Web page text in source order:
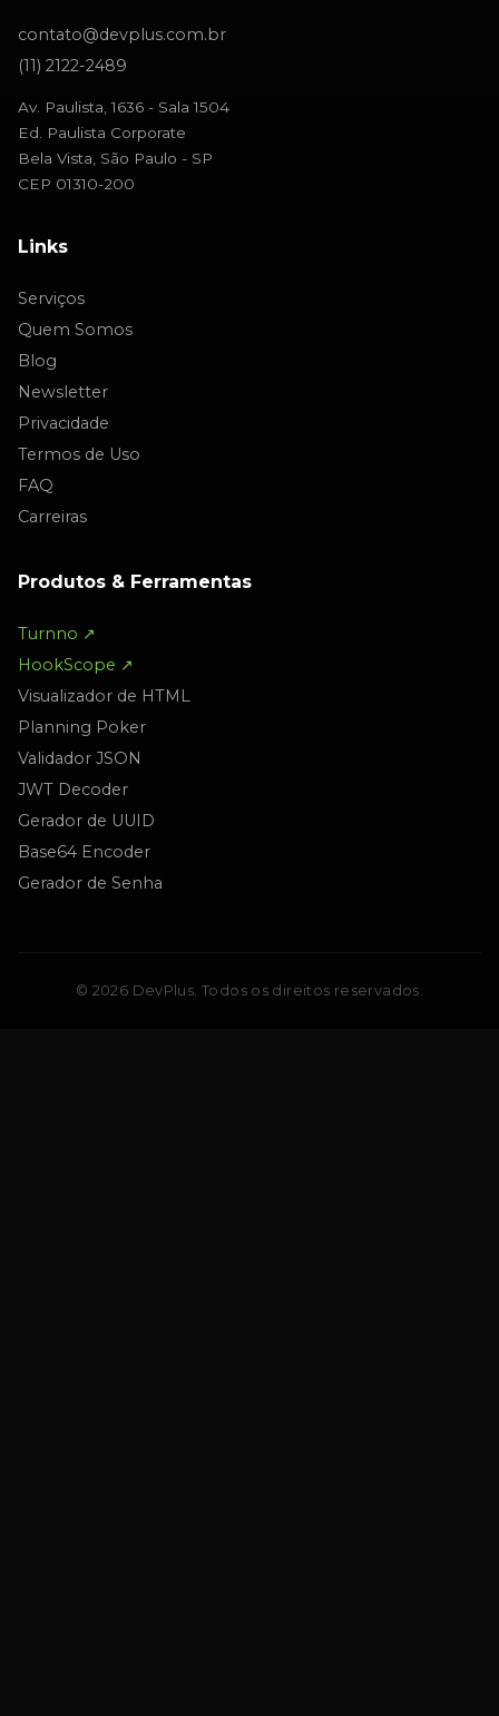
contato@devplus.com.br
(11) 2122-2489
Av. Paulista, 1636 - Sala 1504
Ed. Paulista Corporate
Bela Vista, São Paulo - SP
CEP 01310-200
Links
Serviços
Quem Somos
Blog
Newsletter
Privacidade
Termos de Uso
FAQ
Carreiras
Produtos & Ferramentas
Turnno ↗
HookScope ↗
Visualizador de HTML
Planning Poker
Validador JSON
JWT Decoder
Gerador de UUID
Base64 Encoder
Gerador de Senha
© 2026 DevPlus. Todos os direitos reservados.